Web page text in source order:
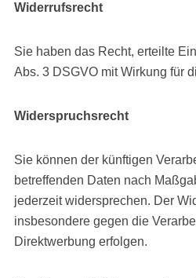
Widerrufsrecht
Sie haben das Recht, erteilte
Abs. 3 DSGVO mit Wirkung für
Widerspruchsrecht
Sie können der künftigen
betreffenden Daten nach
jederzeit widersprechen. Der
insbesondere gegen die
Direktwerbung erfolgen.